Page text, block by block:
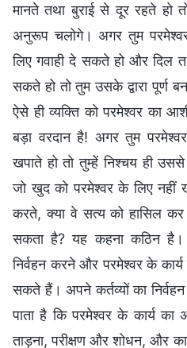
मानते तथा बुराई से दूर रहते हो
अनुरूप चलोगे। अगर तुम
लिए गवाही दे सकते हो और दिल
सकते हो तो तुम उसके द्वारा पूर्ण
ऐसे ही व्यक्ति को परमेश्वर का
बड़ा वरदान है! अगर तुम
खपाते हो तो तुम्हें निश्चय ही
जो खुद को परमेश्वर के लिए नहीं
करते, क्या वे सत्य को हासिल
सकता है? यह कहना कठिन
निर्वहन करने और परमेश्वर के
सकते हैं। अपने कर्तव्यों का
पाता है कि परमेश्वर के कार्य
ताड़ना, परीक्षण और शोधन, और